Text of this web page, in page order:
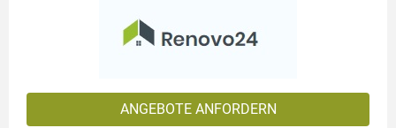
ANGEBOTE ANFORDERN